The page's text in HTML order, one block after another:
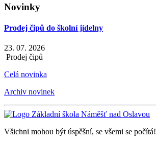
Novinky
Prodej čipů do školní jídelny
23. 07. 2026
Prodej čipů
Celá novinka
Archiv novinek
Všichni mohou být úspěšní, se všemi se počítá!